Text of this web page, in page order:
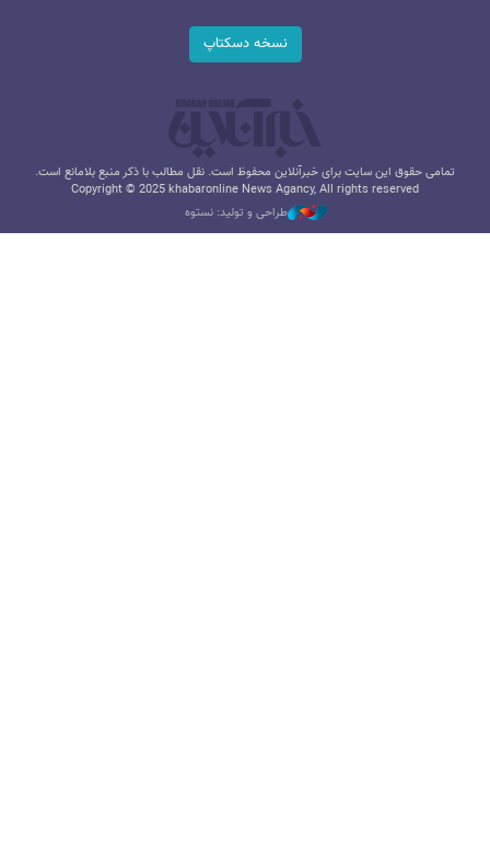
نسخه دسکتاپ
تمامی حقوق این سایت برای خبرآنلاین محفوظ است. نقل مطالب با ذکر منبع بلامانع است.
Copyright © 2025 khabaronline News Agancy, All rights reserved
طراحی و تولید: نستوه